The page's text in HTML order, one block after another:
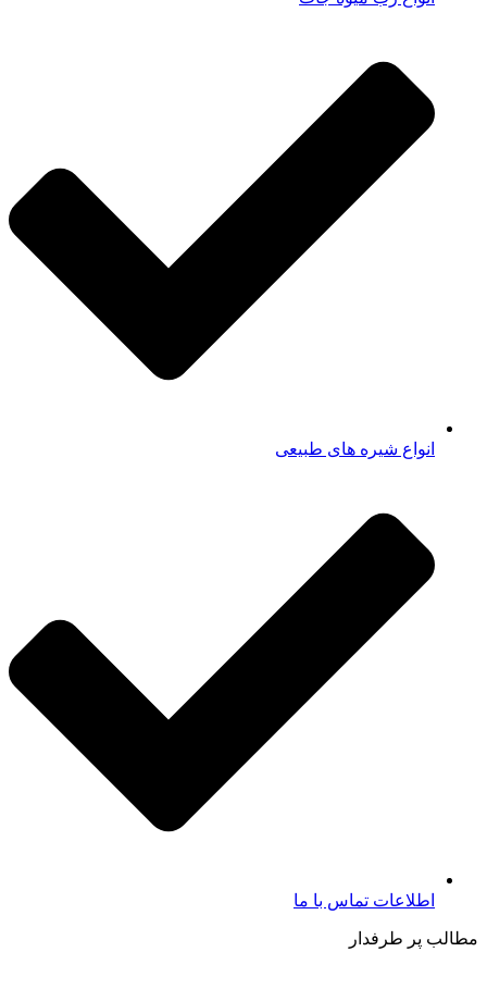
انواع شیره های طبیعی
اطلاعات تماس با ما​
مطالب پر طرفدار